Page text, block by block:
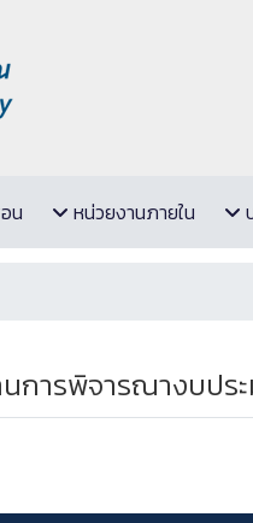
น หน่วยงานภายใน
รพิจารณางบประ